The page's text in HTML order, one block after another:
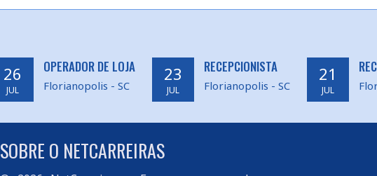
26
JUL
OPERADOR DE LOJA
Florianopolis - SC
23
JUL
RECEPCIONISTA
Florianopolis - SC
21
JUL
SOBRE O NETCARREIRAS